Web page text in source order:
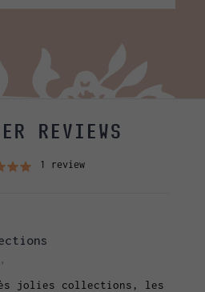
REVIEWS
1 review
jolies collections, les